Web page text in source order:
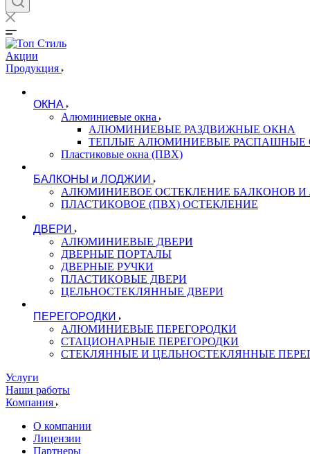
Акции
Продукция
ОКНА
Алюминиевые окна
АЛЮМИНИЕВЫЕ РАЗДВИЖНЫЕ ОКНА
ТЕПЛЫЕ АЛЮМИНИЕВЫЕ РАСПАШНЫЕ
Пластиковые окна (ПВХ)
БАЛКОНЫ и ЛОДЖИИ
АЛЮМИНИЕВОЕ ОСТЕКЛЕНИЕ БАЛКОНОВ
ПЛАСТИКОВОЕ (ПВХ) ОСТЕКЛЕНИЕ
ДВЕРИ
АЛЮМИНИЕВЫЕ ДВЕРИ
ДВЕРНЫЕ ПОРТАЛЫ
ДВЕРНЫЕ РУЧКИ
ПЛАСТИКОВЫЕ ДВЕРИ
ЦЕЛЬНОСТЕКЛЯННЫЕ ДВЕРИ
ПЕРЕГОРОДКИ
АЛЮМИНИЕВЫЕ ПЕРЕГОРОДКИ
СТАЦИОНАРНЫЕ ПЕРЕГОРОДКИ
СТЕКЛЯННЫЕ И ЦЕЛЬНОСТЕКЛЯННЫЕ
Услуги
Наши работы
Компания
О компании
Лицензии
Партнеры